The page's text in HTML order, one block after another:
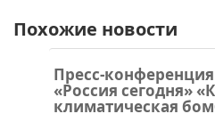
Похожие новости
Пресс-
«Россия сегодня»
климатическая